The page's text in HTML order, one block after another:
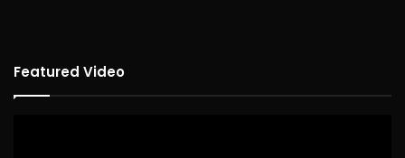
Featured Video